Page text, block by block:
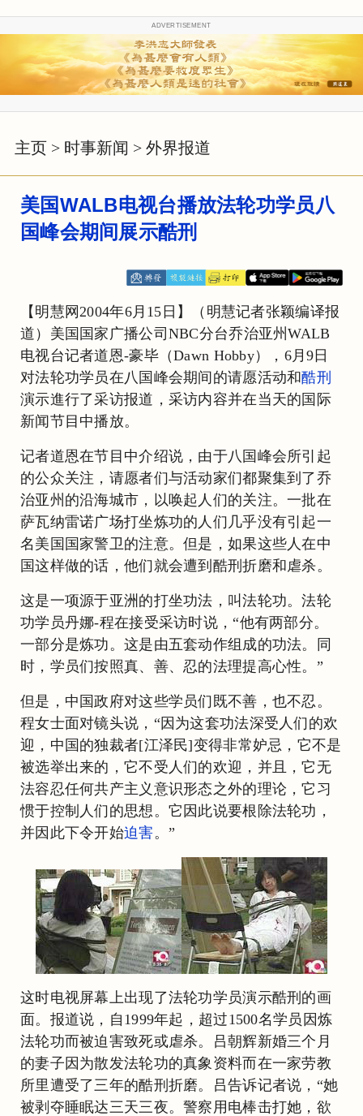
ADVERTISEMENT
主页 > 时事新闻 > 外界报道
美国WALB电视台播放法轮功学员八
国峰会期间展示酷刑
【明慧网2004年6月15日】（明慧记者张颖编译报
道）美国国家广播公司NBC分台乔治亚州WALB
电视台记者道恩-豪毕（Dawn Hobby），6月9日
对法轮功学员在八国峰会期间的请愿活动和酷刑
演示進行了采访报道，采访内容并在当天的国际
新闻节目中播放。
记者道恩在节目中介绍说，由于八国峰会所引起
的公众关注，请愿者们与活动家们都聚集到了乔
治亚州的沿海城市，以唤起人们的关注。一批在
萨瓦纳雷诺广场打坐炼功的人们几乎没有引起一
名美国国家警卫的注意。但是，如果这些人在中
国这样做的话，他们就会遭到酷刑折磨和虐杀。
这是一项源于亚洲的打坐功法，叫法轮功。法轮
功学员丹娜-程在接受采访时说，“他有两部分。
一部分是炼功。这是由五套动作组成的功法。同
时，学员们按照真、善、忍的法理提高心性。”
但是，中国政府对这些学员们既不善，也不忍。
程女士面对镜头说，“因为这套功法深受人们的欢
迎，中国的独裁者[江泽民]变得非常妒忌，它不是
被选举出来的，它不受人们的欢迎，并且，它无
法容忍任何共产主义意识形态之外的理论，它习
惯于控制人们的思想。它因此说要根除法轮功，
并因此下令开始迫害。”
这时电视屏幕上出现了法轮功学员演示酷刑的画
面。报道说，自1999年起，超过1500名学员因炼
法轮功而被迫害致死或虐杀。吕朝辉新婚三个月
的妻子因为散发法轮功的真象资料而在一家劳教
所里遭受了三年的酷刑折磨。吕告诉记者说，“她
被剥夺睡眠达三天三夜。警察用电棒击打她，欲